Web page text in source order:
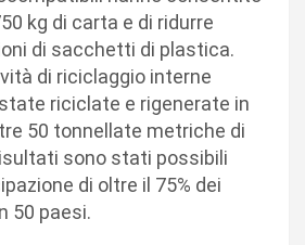
kg di carta e di ridurre
di sacchetti di plastica.
di riciclaggio interne
state riciclate e rigenerate in
50 tonnellate metriche di
sono stati possibili
di oltre il 75% dei
50 paesi.